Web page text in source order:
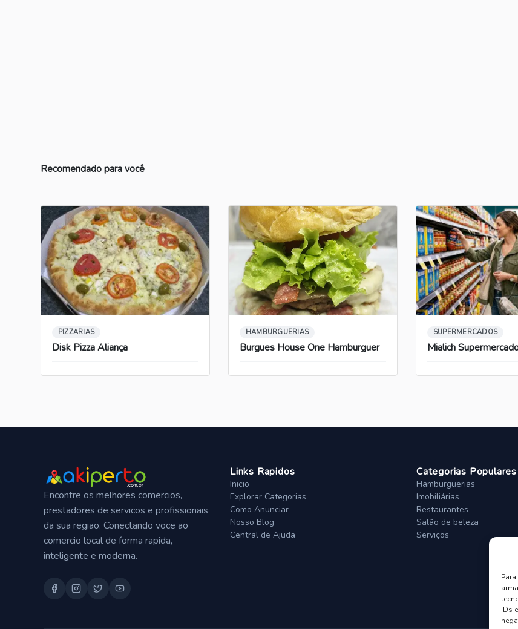
IDs
Recomendado para você
PIZZARIAS
Disk Pizza Aliança
HAMBURGUERIAS
Burgues House One Hamburguer
SUPERMERCADOS
Mialich
Encontre os melhores comercios,
prestadores de servicos e profissionais
da sua regiao. Conectando voce ao
comercio local de forma rapida,
inteligente e moderna.
Links Rapidos
Inicio
Explorar Categorias
Como Anunciar
Nosso Blog
Central de Ajuda
Categorias Populares
Hamburguerias
Imobiliárias
Restaurantes
Salão de beleza
Serviços